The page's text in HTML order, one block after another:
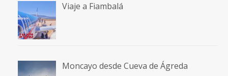
Viaje a Fiambalá
Moncayo desde Cueva de Ágreda